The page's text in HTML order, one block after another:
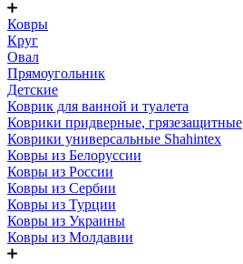
Ковры
Круг
Овал
Прямоугольник
Детские
Коврик для ванной и туалета
Коврики придверные, грязезащитные
Коврики универсальные Shahintex
Ковры из Белоруссии
Ковры из России
Ковры из Сербии
Ковры из Турции
Ковры из Украины
Ковры из Молдавии